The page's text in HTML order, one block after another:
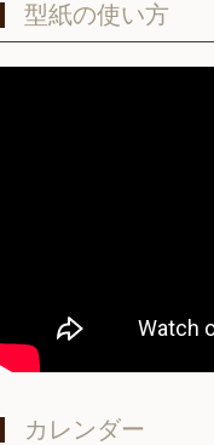
型紙の使い方
カレンダー